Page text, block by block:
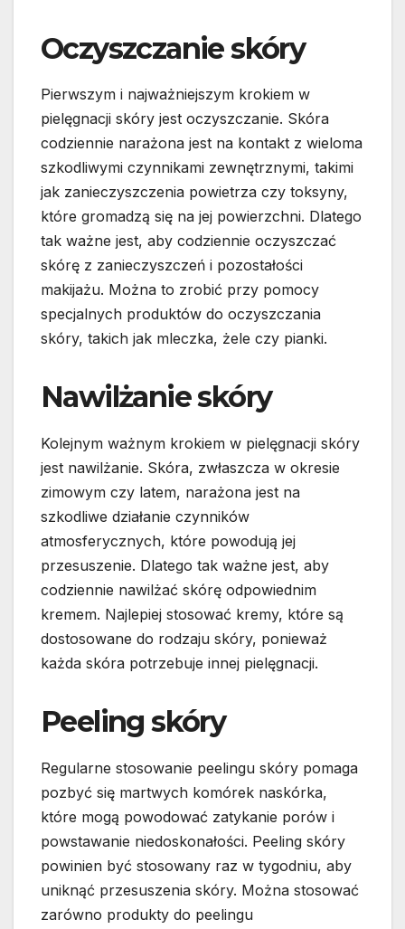
Oczyszczanie skóry
Pierwszym i najważniejszym krokiem w
pielęgnacji skóry jest oczyszczanie. Skóra
codziennie narażona jest na kontakt z wieloma
szkodliwymi czynnikami zewnętrznymi, takimi
jak zanieczyszczenia powietrza czy toksyny,
które gromadzą się na jej powierzchni. Dlatego
tak ważne jest, aby codziennie oczyszczać
skórę z zanieczyszczeń i pozostałości
makijażu. Można to zrobić przy pomocy
specjalnych produktów do oczyszczania
skóry, takich jak mleczka, żele czy pianki.
Nawilżanie skóry
Kolejnym ważnym krokiem w pielęgnacji skóry
jest nawilżanie. Skóra, zwłaszcza w okresie
zimowym czy latem, narażona jest na
szkodliwe działanie czynników
atmosferycznych, które powodują jej
przesuszenie. Dlatego tak ważne jest, aby
codziennie nawilżać skórę odpowiednim
kremem. Najlepiej stosować kremy, które są
dostosowane do rodzaju skóry, ponieważ
każda skóra potrzebuje innej pielęgnacji.
Peeling skóry
Regularne stosowanie peelingu skóry pomaga
pozbyć się martwych komórek naskórka,
które mogą powodować zatykanie porów i
powstawanie niedoskonałości. Peeling skóry
powinien być stosowany raz w tygodniu, aby
uniknąć przesuszenia skóry. Można stosować
zarówno produkty do peelingu